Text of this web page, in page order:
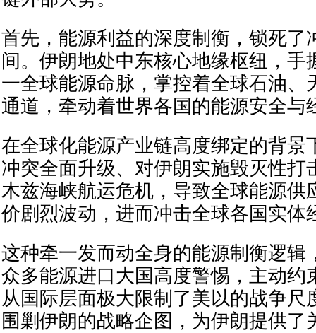
首先，能源利益的深度制衡，锁死了
间。伊朗地处中东核心地缘枢纽，手
一全球能源命脉，掌控着全球石油、
通道，牵动着世界各国的能源安全与
在全球化能源产业链高度绑定的背景
冲突全面升级、对伊朗实施毁灭性打
木兹海峡航运危机，导致全球能源供
价剧烈波动，进而冲击全球各国实体
这种牵一发而动全身的能源制衡逻辑
众多能源进口大国高度警惕，主动约
从国际层面极大限制了美以的战争尺
围剿伊朗的战略企图，为伊朗提供了